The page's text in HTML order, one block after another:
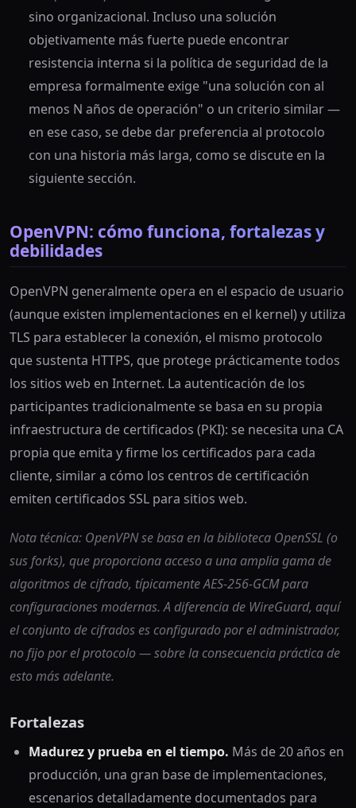
sino organizacional. Incluso una solución
objetivamente más fuerte puede encontrar
resistencia interna si la política de seguridad de la
empresa formalmente exige "una solución con al
menos N años de operación" o un criterio similar —
en ese caso, se debe dar preferencia al protocolo
con una historia más larga, como se discute en la
siguiente sección.
OpenVPN: cómo funciona, fortalezas y
debilidades
OpenVPN generalmente opera en el espacio de usuario
(aunque existen implementaciones en el kernel) y utiliza
TLS para establecer la conexión, el mismo protocolo
que sustenta HTTPS, que protege prácticamente todos
los sitios web en Internet. La autenticación de los
participantes tradicionalmente se basa en su propia
infraestructura de certificados (PKI): se necesita una CA
propia que emita y firme los certificados para cada
cliente, similar a cómo los centros de certificación
emiten certificados SSL para sitios web.
Nota técnica: OpenVPN se basa en la biblioteca OpenSSL (o
sus forks), que proporciona acceso a una amplia gama de
algoritmos de cifrado, típicamente AES-256-GCM para
configuraciones modernas. A diferencia de WireGuard, aquí
el conjunto de cifrados es configurado por el administrador,
no fijo por el protocolo — sobre la consecuencia práctica de
esto más adelante.
Fortalezas
Madurez y prueba en el tiempo. Más de 20 años en
producción, una gran base de implementaciones,
escenarios detalladamente documentados para